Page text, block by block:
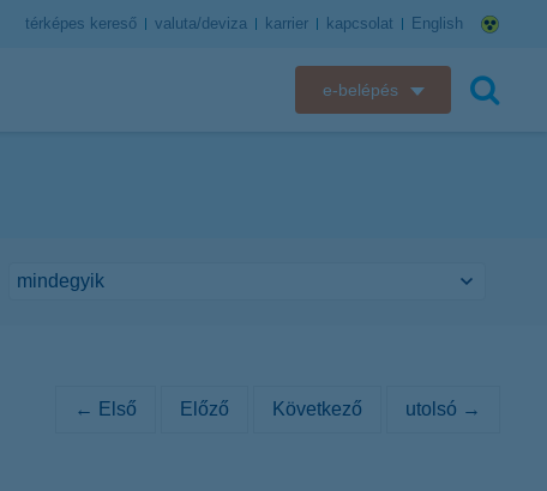
térképes kereső valuta/deviza karrier kapcsolat English
e-belépés
← Első Előző Következő utolsó →